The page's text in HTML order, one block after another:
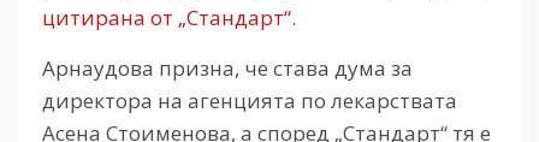
цитирана от „Стандарт“.
Арнаудова призна, че става дума за
директора на агенцията по лекарствата
Асена Стоименова, а според „Стандарт“ тя е